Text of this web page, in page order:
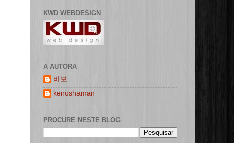
KWD WEBDESIGN
A AUTORA
바보
kenoshaman
PROCURE NESTE BLOG